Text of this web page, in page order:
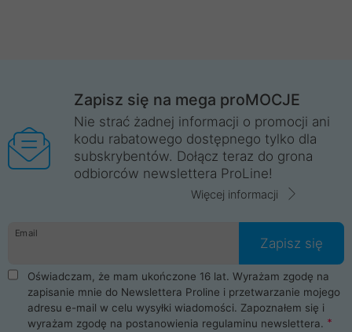
Zapisz się na mega proMOCJE
Nie strać żadnej informacji o promocji ani
kodu rabatowego dostępnego tylko dla
subskrybentów. Dołącz teraz do grona
odbiorców newslettera ProLine!
Więcej informacji
Email
Zapisz się
Oświadczam, że mam ukończone 16 lat. Wyrażam zgodę na
zapisanie mnie do Newslettera Proline i przetwarzanie mojego
adresu e-mail w celu wysyłki wiadomości. Zapoznałem się i
wyrażam zgodę na postanowienia regulaminu newslettera.